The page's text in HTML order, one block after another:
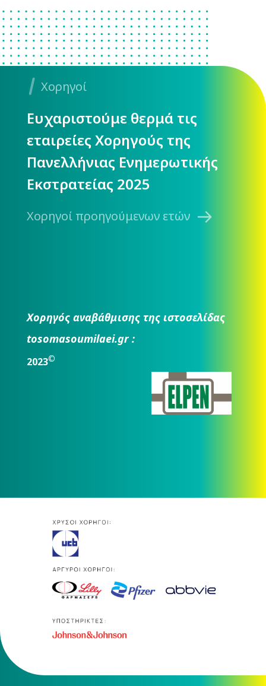
Χορηγοί
Ευχαριστούμε θερμά τις
εταιρείες Χορηγούς της
Πανελλήνιας Ενημερωτικής
Εκστρατείας 2025
Χορηγοί προηγούμενων ετών
Χορηγός αναβάθμισης της ιστοσελίδας
tosomasoumilaei.gr :
2023©